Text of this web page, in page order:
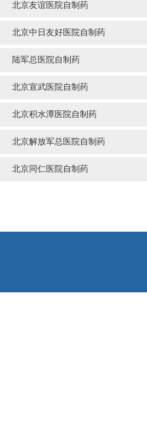
北京友谊医院自制药
北京中日友好医院自制药
陆军总医院自制药
北京宣武医院自制药
北京积水潭医院自制药
北京解放军总医院自制药
北京同仁医院自制药